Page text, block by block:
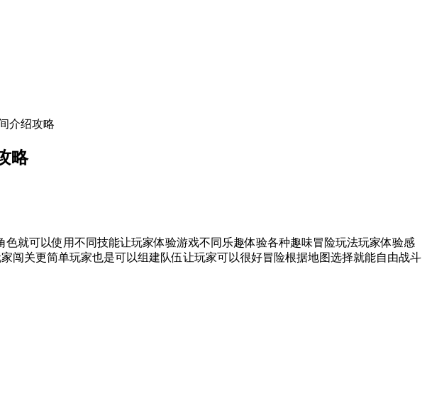
介绍攻略
略
可以使用不同技能让玩家体验游戏不同乐趣体验各种趣味冒险玩法玩家体验感
闯关更简单玩家也是可以组建队伍让玩家可以很好冒险根据地图选择就能自由战斗